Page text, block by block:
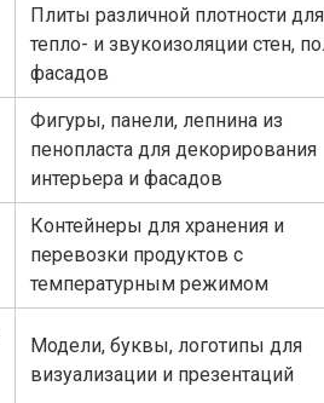
Плиты различной плотности для
тепло- и звукоизоляции стен,
фасадов
Фигуры, панели, лепнина из
пенопласта для декорирования
интерьера и фасадов
Контейнеры для хранения и
перевозки продуктов с
температурным режимом
Модели, буквы, логотипы для
визуализации и презентаций